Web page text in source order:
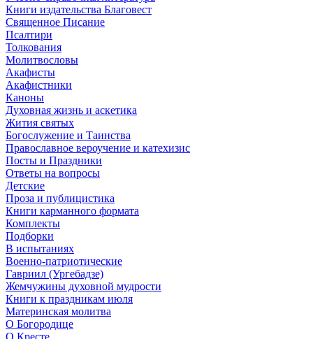
Книги издательства Благовест
Священное Писание
Псалтири
Толкования
Молитвословы
Акафисты
Акафистники
Каноны
Духовная жизнь и аскетика
Жития святых
Богослужение и Таинства
Православное вероучение и катехизис
Посты и Праздники
Ответы на вопросы
Детские
Проза и публицистика
Книги карманного формата
Комплекты
Подборки
В испытаниях
Военно-патриотические
Гавриил (Ургебадзе)
Жемчужины духовной мудрости
Книги к праздникам июля
Материнская молитва
О Богородице
О Кресте